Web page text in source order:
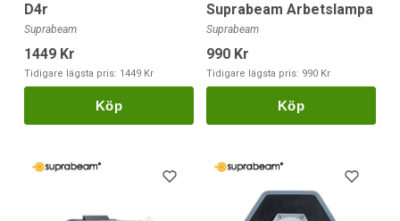
D4r
Suprabeam
1449 Kr
Tidigare lägsta pris: 1449 Kr
Köp
Suprabeam Arbetslampa
Suprabeam
990 Kr
Tidigare lägsta pris: 990 Kr
Köp